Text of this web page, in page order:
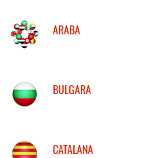
ARABA
BULGARA
CATALANA